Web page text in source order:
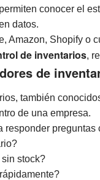
conocer el
datos.
Amazon, Shopify o
de inventarios,
de
también
de una empresa.
responder preguntas
stock?